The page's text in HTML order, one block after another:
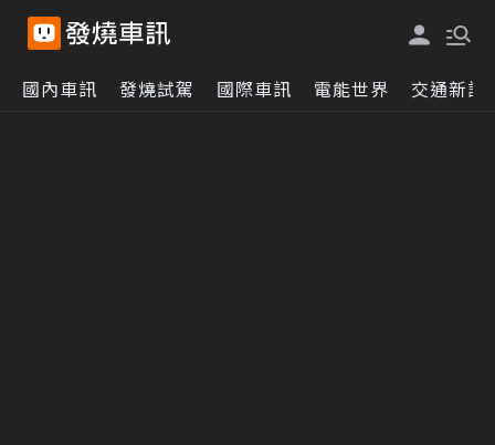
國內車訊 發燒試駕 國際車訊 電能世界 交通新訊